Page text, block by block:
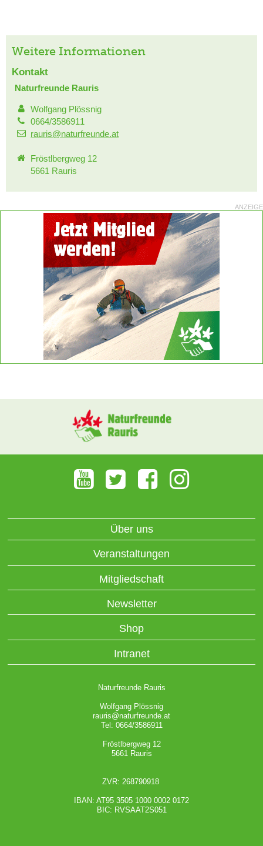
Weitere Informationen
Kontakt
Naturfreunde Rauris
Wolfgang Plössnig
0664/3586911
rauris@naturfreunde.at
Fröstlbergweg 12
5661 Rauris
ANZEIGE
Über uns
Veranstaltungen
Mitgliedschaft
Newsletter
Shop
Intranet
Naturfreunde Rauris
Wolfgang Plössnig
rauris@naturfreunde.at
Tel: 0664/3586911
Fröstlbergweg 12
5661 Rauris
ZVR: 268790918
IBAN: AT95 3505 1000 0002 0172
BIC: RVSAAT2S051